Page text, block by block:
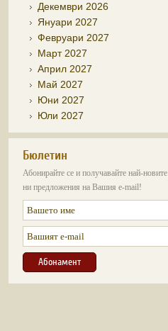
Декември 2026
Януари 2027
Февруари 2027
Март 2027
Април 2027
Май 2027
Юни 2027
Юли 2027
Бюлетин
Абонирайте се и получавайте най-новите
ни предложения на Вашия e-mail!